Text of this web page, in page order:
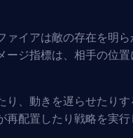
ァイアは敵の存在を明ら
ージ指標は、相手の位置
、動きを遅らせたりす
再配置したり戦略を実行